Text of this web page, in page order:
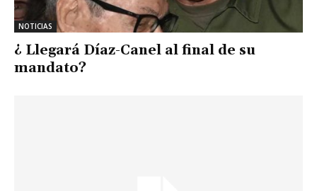
NOTICIAS
¿ Llegará Díaz-Canel al final de su
mandato?